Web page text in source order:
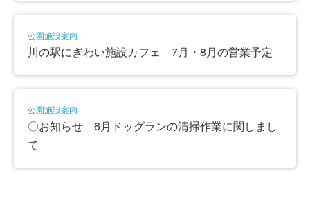
公園施設案内
川の駅にぎわい施設カフェ 7月・8月の営業予定
公園施設案内
〇お知らせ 6月ドッグランの清掃作業に関しまし
て